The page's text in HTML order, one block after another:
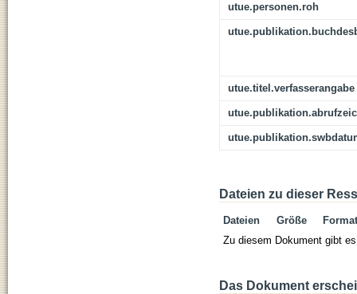
utue.personen.roh
utue.titel.verfasserangabe
Dateien zu dieser
Dateien Größe
Format
Zu diesem Dokument gibt
Das Dokument